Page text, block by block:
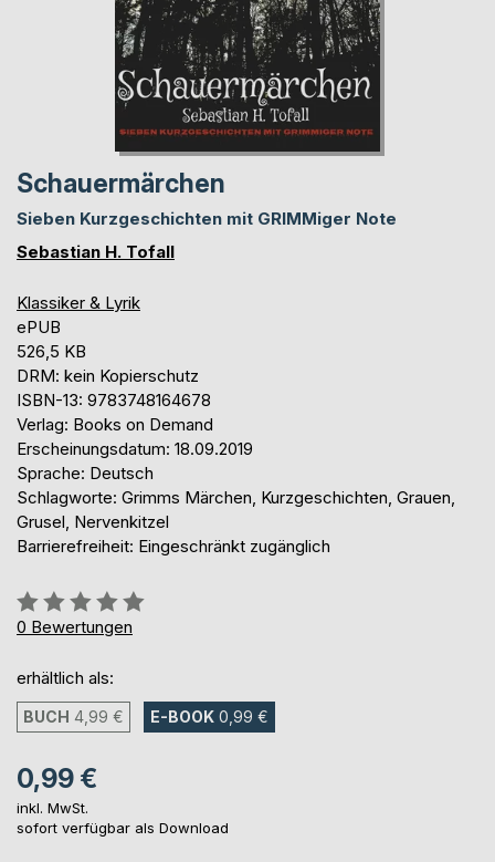
Schauermärchen
Sieben Kurzgeschichten mit GRIMMiger Note
Sebastian H. Tofall
Klassiker & Lyrik
ePUB
526,5 KB
DRM: kein Kopierschutz
ISBN-13: 9783748164678
Verlag: Books on Demand
Erscheinungsdatum: 18.09.2019
Sprache: Deutsch
Schlagworte: Grimms Märchen, Kurzgeschichten, Grauen,
Grusel, Nervenkitzel
Barrierefreiheit: Eingeschränkt zugänglich
Bewertung::
0%
0 Bewertungen
erhältlich als:
BUCH 4,99 € E-BOOK 0,99 €
0,99 €
inkl. MwSt.
sofort verfügbar als Download